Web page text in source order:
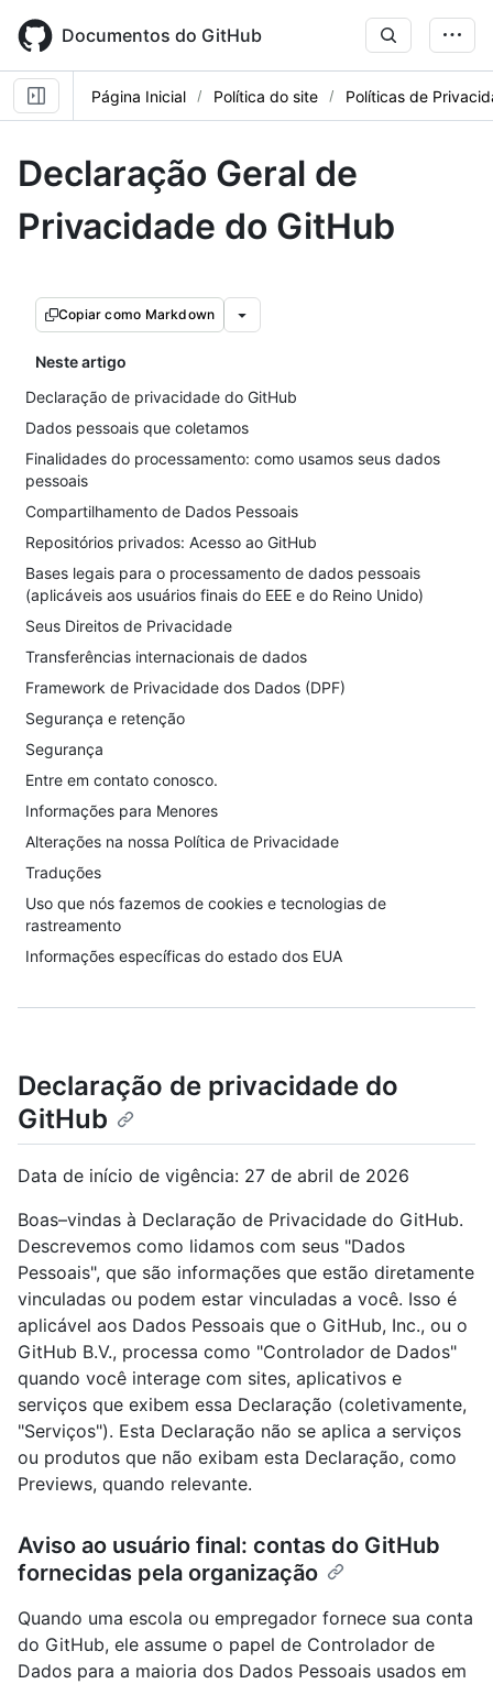
main
content
Documentos do GitHub
Página Inicial Política do site Políticas de
Declaração Geral de
Privacidade do GitHub
Copiar como Markdown
Neste artigo
Declaração de privacidade do GitHub
Dados pessoais que coletamos
Finalidades do processamento: como usamos seus dados
pessoais
Compartilhamento de Dados Pessoais
Repositórios privados: Acesso ao GitHub
Bases legais para o processamento de dados pessoais
(aplicáveis aos usuários finais do EEE e do Reino Unido)
Seus Direitos de Privacidade
Transferências internacionais de dados
Framework de Privacidade dos Dados (DPF)
Segurança e retenção
Segurança
Entre em contato conosco.
Informações para Menores
Alterações na nossa Política de Privacidade
Traduções
Uso que nós fazemos de cookies e tecnologias de
rastreamento
Informações específicas do estado dos EUA
Declaração de privacidade do
GitHub
Data de início de vigência: 27 de abril de 2026
Boas–vindas à Declaração de Privacidade do GitHub.
Descrevemos como lidamos com seus "Dados
Pessoais", que são informações que estão diretamente
vinculadas ou podem estar vinculadas a você. Isso é
aplicável aos Dados Pessoais que o GitHub, Inc., ou o
GitHub B.V., processa como "Controlador de Dados"
quando você interage com sites, aplicativos e
serviços que exibem essa Declaração (coletivamente,
"Serviços"). Esta Declaração não se aplica a serviços
ou produtos que não exibam esta Declaração, como
Previews, quando relevante.
Aviso ao usuário final: contas do GitHub
fornecidas pela organização
Quando uma escola ou empregador fornece sua conta
do GitHub, ele assume o papel de Controlador de
Dados para a maioria dos Dados Pessoais usados em